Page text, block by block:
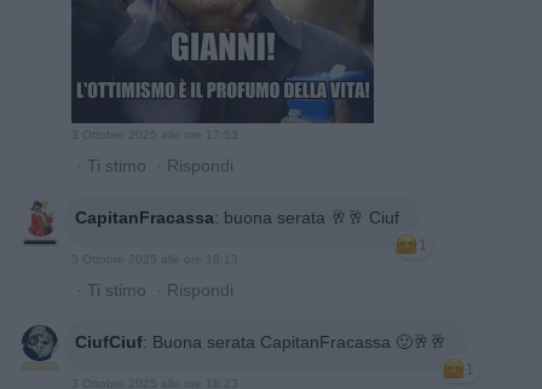
3 Ottobre 2025 alle ore 17:53
· Ti stimo · Rispondi
CapitanFracassa: buona serata 🥂🥂 Ciuf
1
· Ti stimo · Rispondi
CiufCiuf: Buona serata CapitanFracassa 🙂🥂🥂
1